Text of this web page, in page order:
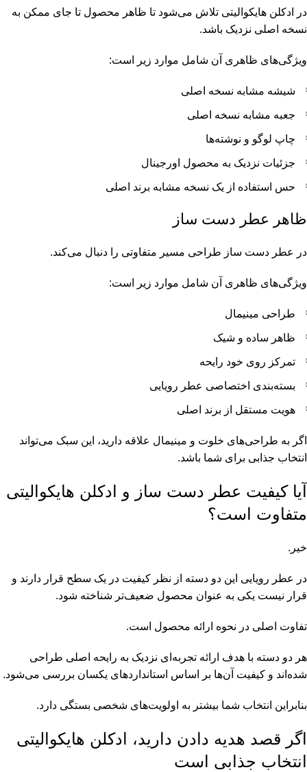
در ادکلن هایکوالیتی تلاش می‌شود تا ظاهر محصول تا جای ممکن به
نسخه اصلی نزدیک باشد.
ویژگی‌های ظاهری آن شامل موارد زیر است:
شیشه مشابه نسخه اصلی
جعبه مشابه نسخه اصلی
چاپ لوگو و نوشته‌ها
جزئیات نزدیک به محصول اورجینال
حس استفاده از یک نسخه مشابه برند اصلی
ظاهر عطر دست ساز
در عطر دست ساز طراحی مسیر متفاوتی را دنبال می‌کند.
ویژگی‌های ظاهری آن شامل موارد زیر است:
طراحی مینیمال
ظاهر ساده و شیک
تمرکز روی خود رایحه
بسته‌بندی اختصاصی عطر رویایی
هویت مستقل از برند اصلی
اگر به طراحی‌های خلوت و مینیمال علاقه دارید، این سبک می‌تواند
انتخاب جذابی برای شما باشد.
آیا کیفیت عطر دست ساز و ادکلن هایکوالیتی
متفاوت است؟
خیر.
در عطر رویایی این دو دسته از نظر کیفیت در یک سطح قرار دارند و
قرار نیست یکی به عنوان محصول ضعیف‌تر شناخته شود.
تفاوت اصلی در نحوه ارائه محصول است.
هر دو دسته با هدف ارائه تجربه‌ای نزدیک به رایحه اصلی طراحی
شده‌اند و کیفیت آن‌ها بر اساس استانداردهای یکسان بررسی می‌شود.
بنابراین انتخاب شما بیشتر به اولویت‌های شخصی بستگی دارد.
اگر قصد هدیه دادن دارید، ادکلن هایکوالیتی
انتخاب جذابی است